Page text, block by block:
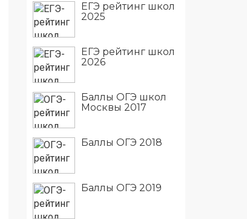
ЕГЭ рейтинг школ
2025
ЕГЭ рейтинг школ
2026
Баллы ОГЭ школ
Москвы 2017
Баллы ОГЭ 2018
Баллы ОГЭ 2019